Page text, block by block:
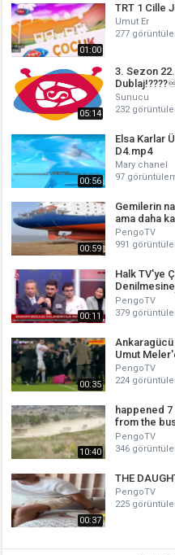
01:00
TRT 1 Cille
Umut Er
277
05:14
3. Sezon
Sunucu
232
00:56
Elsa Karlar
D4.mp4
Mary chanel
97
00:59
Gemilerin
ama daha
PengoTV
991
00:11
Halk TV'ye
Denilmesini
PengoTV
379
00:35
Ankaragücü
Umut
PengoTV
224
10:40
happened
from the
trucks
PengoTV
346
00:37
THE
PengoTV
225